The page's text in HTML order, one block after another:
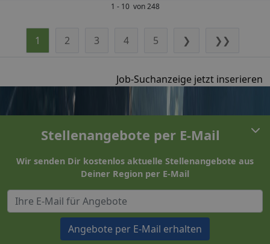
1 - 10 von 248
1 2 3 4 5 ❯ ❯❯
Job-Suchanzeige jetzt inserieren
Stellenangebote per E-Mail
Wir senden Dir kostenlos aktuelle Stellenangebote aus
Deiner Region per E-Mail
Angebote per E-Mail erhalten